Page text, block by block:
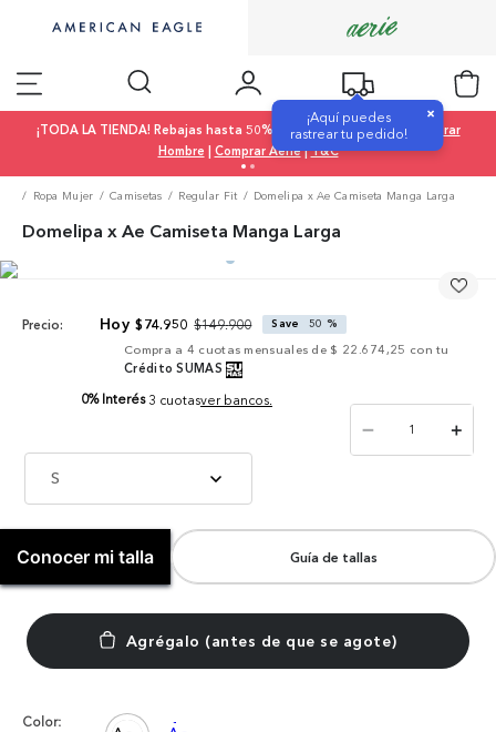
¡Aquí puedes
rastrear tu pedido!
×
¡TODA LA TIENDA! Rebajas hasta 50% OFF |Comprar Mujer|
Comprar
Hombre | Comprar Aerie|T&C
Ropa Mujer Camisetas Regular Fit Domelipa x Ae Camiseta Manga Larga
Domelipa x Ae Camiseta Manga Larga
Precio: $74.950 $149.900 Save 50 %
Compra a 4 cuotas mensuales de $ 22.674,25 con tu
Crédito SUMAS
0% Interés 3 cuotasver bancos.
S
＋
－
Conocer mi talla Guía de tallas
Color: